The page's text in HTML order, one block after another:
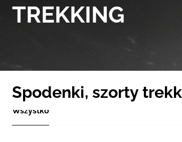
TREKKING
Spodenki, szorty
Wszystko